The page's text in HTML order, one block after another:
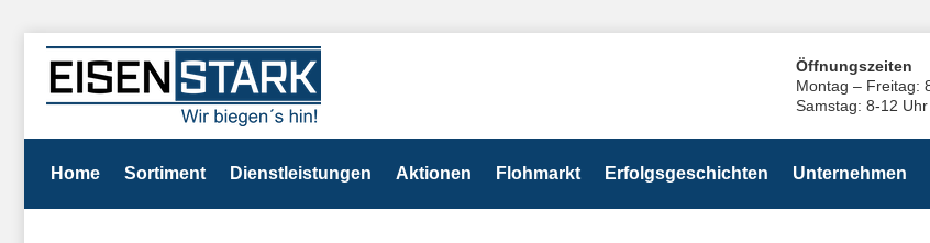
Öffnungszeiten
Montag – Freitag:
Samstag: 8-12 Uhr
Home Sortiment Dienstleistungen Aktionen Flohmarkt Erfolgsgeschichten Unternehmen